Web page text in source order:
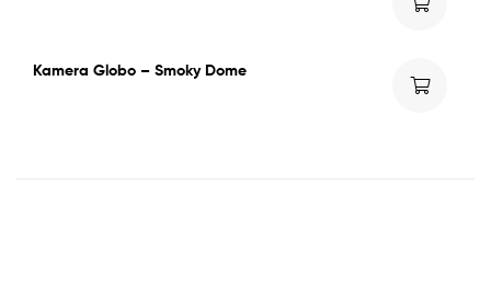
Kamera Globo – Smoky Dome